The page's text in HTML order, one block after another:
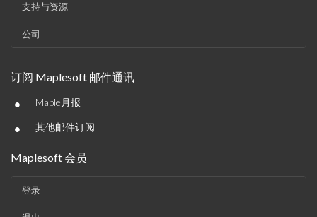
支持与资源
公司
订阅 Maplesoft 邮件通讯
• Maple月报
• 其他邮件订阅
Maplesoft 会员
登录